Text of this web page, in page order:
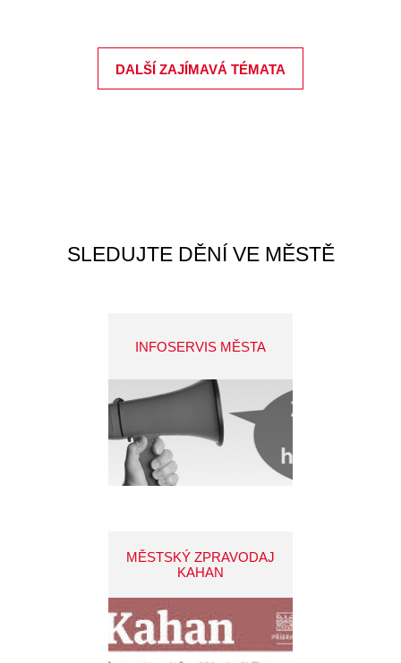
DALŠÍ ZAJÍMAVÁ TÉMATA
SLEDUJTE DĚNÍ VE MĚSTĚ
INFOSERVIS MĚSTA
MĚSTSKÝ ZPRAVODAJ
KAHAN